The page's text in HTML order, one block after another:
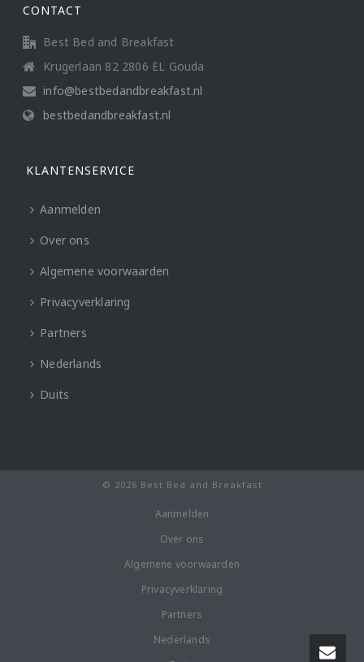
CONTACT
Best Bed and Breakfast
Krugerlaan 82 2806 EL Gouda
info@bestbedandbreakfast.nl
bestbedandbreakfast.nl
KLANTENSERVICE
Aanmelden
Over ons
Algemene voorwaarden
Privacyverklaring
Partners
Nederlands
Duits
© 2026 Best Bed and Breakfast
Aanmelden
Over ons
Algemene voorwaarden
Privacyverklaring
Partners
Nederlands